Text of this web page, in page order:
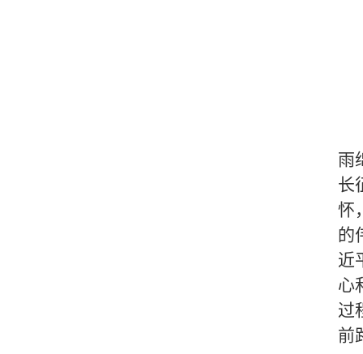
雨
长
怀
的
近
心
过
前